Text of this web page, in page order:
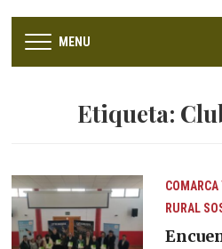
MENU
Etiqueta:
COMARCA
RURAL